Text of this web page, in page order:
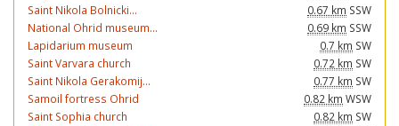
Saint Nikola Bolnicki...
0.67 km SSW
National Ohrid museum...
0.69 km SSW
Lapidarium museum
0.7 km SW
Saint Varvara church
0.72 km SW
Saint Nikola Gerakomij...
0.77 km SW
Samoil fortress Ohrid
0.82 km WSW
Saint Sophia church
0.82 km SW